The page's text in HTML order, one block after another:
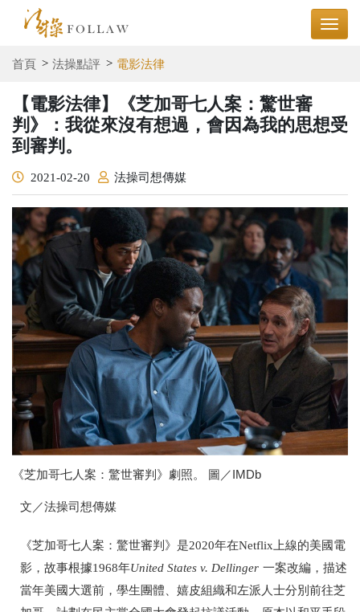
首頁 法操點評 電影法律
【電影法律】《芝加哥七人案：驚世審
判》：我從來沒有想過，會因為我的思想受
到審判。
2021-02-20 法操司想傳媒
《芝加哥七人案：驚世審判》劇照。 圖／IMDb
文／法操司想傳媒
《芝加哥七人案：驚世審判》是2020年在Netflix上線的美國電
影，故事根據1968年United States v. Dellinger 一案改編，描述
當年美國大選前，學生團體、嬉皮組織和左派人士分別前往芝